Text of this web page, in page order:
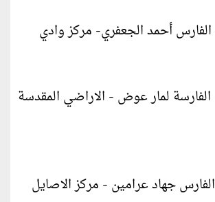
الفارس أحمد الجعفري- مركز وادي
الفارسة لمار عوض - الاراضي المقدسة
جهاد عرامين - مركز الاصايل